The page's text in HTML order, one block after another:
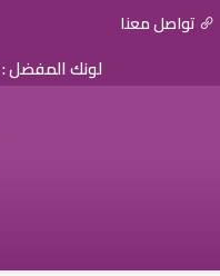
تواصل معنا
لونك المفضل :